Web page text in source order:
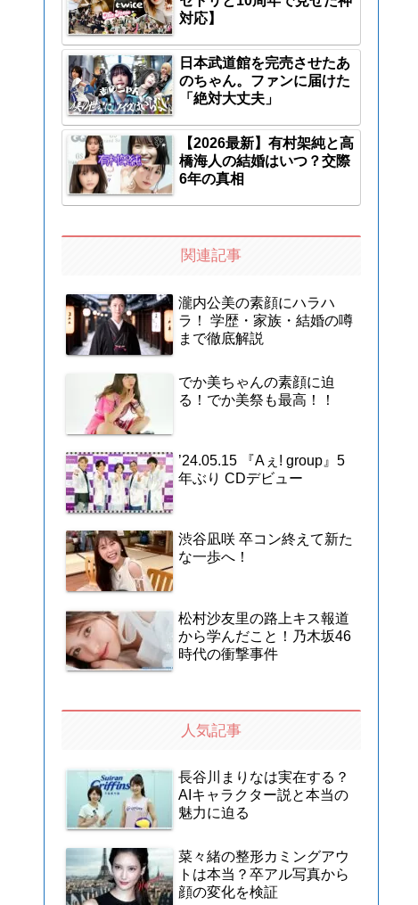
対応】
日本武道館を完売させたあ
のちゃん。ファンに届けた
「絶対大丈夫」
【2026最新】有村架純と高
橋海人の結婚はいつ？交際
6年の真相
関連記事
瀧内公美の素顔にハラハ
ラ！ 学歴・家族・結婚の噂
まで徹底解説
でか美ちゃんの素顔に迫
る！でか美祭も最高！！
’24.05.15 『Aぇ! group』5
年ぶり CDデビュー
渋谷凪咲 卒コン終えて新た
な一歩へ！
松村沙友里の路上キス報道
から学んだこと！乃木坂46
時代の衝撃事件
人気記事
長谷川まりなは実在する？
AIキャラクター説と本当の
魅力に迫る
菜々緒の整形カミングアウ
トは本当？卒アル写真から
顔の変化を検証